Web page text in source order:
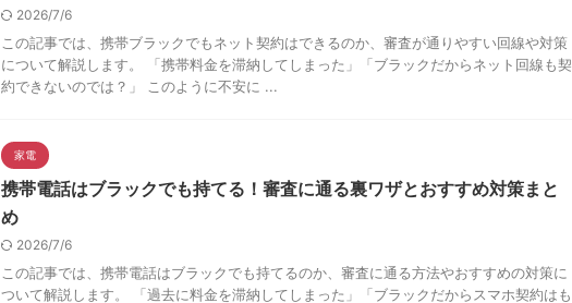
2026/7/6
この記事では、携帯ブラックでもネット契約はできるのか、審査が通りやすい回線や対策
について解説します。 「携帯料金を滞納してしまった」「ブラックだからネット回線も契
約できないのでは？」 このように不安に ...
家電
携帯電話はブラックでも持てる！審査に通る裏ワザとおすすめ対策まと
め
2026/7/6
この記事では、携帯電話はブラックでも持てるのか、審査に通る方法やおすすめの対策に
ついて解説します。 「過去に料金を滞納してしまった」「ブラックだからスマホ契約はも